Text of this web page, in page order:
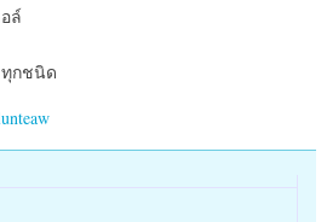
ล์
กชนิด